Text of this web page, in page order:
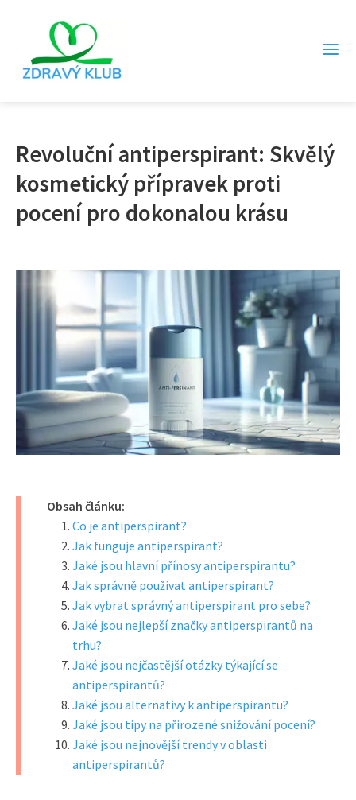
Revoluční antiperspirant: Skvělý
kosmetický přípravek proti
pocení pro dokonalou krásu
Obsah článku:
Co je antiperspirant?
Jak funguje antiperspirant?
Jaké jsou hlavní přínosy antiperspirantu?
Jak správně používat antiperspirant?
Jak vybrat správný antiperspirant pro sebe?
Jaké jsou nejlepší značky antiperspirantů na
trhu?
Jaké jsou nejčastější otázky týkající se
antiperspirantů?
Jaké jsou alternativy k antiperspirantu?
Jaké jsou tipy na přirozené snižování pocení?
Jaké jsou nejnovější trendy v oblasti
antiperspirantů?